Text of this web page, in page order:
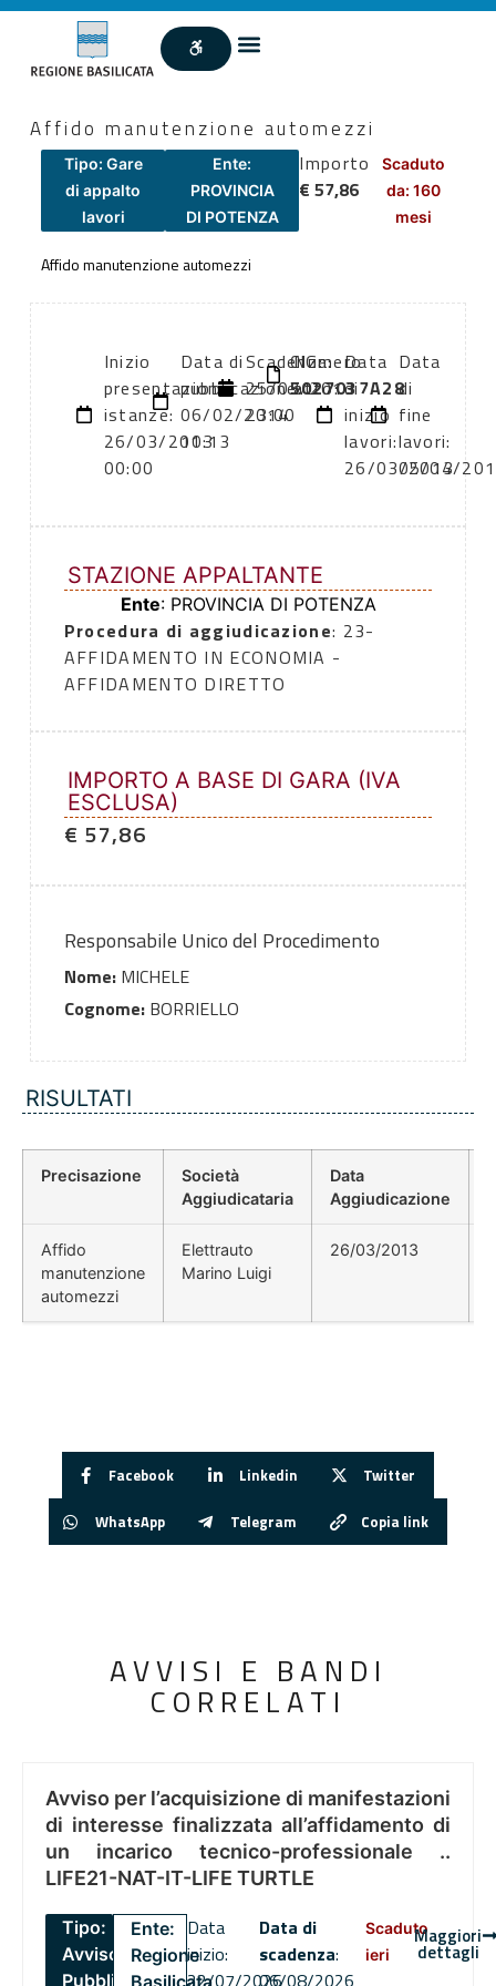
Affido manutenzione automezzi
Tipo: Gare
di appalto
lavori
Ente:
PROVINCIA
DI POTENZA
Importo
€ 57,86
Scaduto
da: 160
mesi
Affido manutenzione automezzi
Inizio
presentazione
istanze:
26/03/2013
00:00
Data di
pubblicazione:
06/02/2014
10:13
Scadenza:
25/03/2013
23:00
Numero
atto:
CIG:
5027037A28
Data
di
inizio
lavori:
26/03/2013
Data
di
fine
lavori:
05/04/
STAZIONE APPALTANTE
Ente: PROVINCIA DI POTENZA
Procedura di aggiudicazione: 23-
AFFIDAMENTO IN ECONOMIA -
AFFIDAMENTO DIRETTO
IMPORTO A BASE DI GARA (IVA
ESCLUSA)
€ 57,86
Responsabile Unico del Procedimento
Nome:MICHELE
Cognome:BORRIELLO
RISULTATI
Precisazione
Società
Aggiudicataria
Data
Aggiudicazione
Affido
manutenzione
automezzi
Elettrauto
Marino Luigi
26/03/2013
Facebook Linkedin Twitter
WhatsApp Telegram Copia link
AVVISI E BANDI
CORRELATI
Avviso per l’acquisizione di manifestazioni
di interesse finalizzata all’affidamento di
un incarico tecnico-professionale ..
LIFE21-NAT-IT-LIFE TURTLE
Tipo:
Avviso
Pubblico
Ente:
Regione
Data
inizio:
Data di
scadenza:
Scaduto
ieri
Maggiori
dettagli